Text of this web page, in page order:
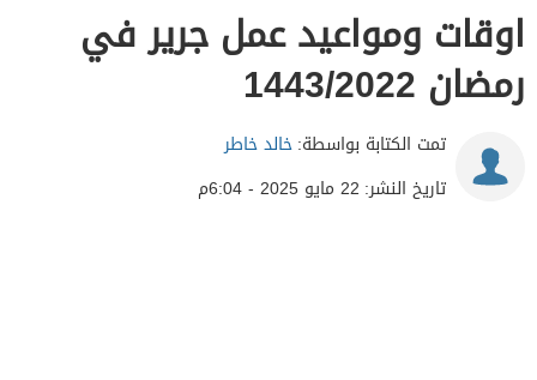
اوقات ومواعيد عمل جرير في
رمضان 1443/2022
تمت الكتابة بواسطة:خالد خاطر
تاريخ النشر: 22 مايو 2025 - 6:04م